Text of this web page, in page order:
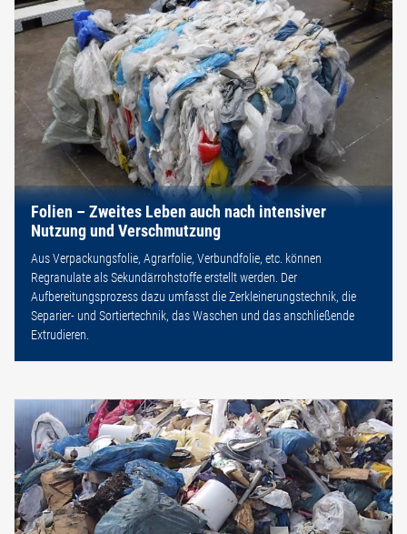
Folien – Zweites Leben auch nach intensiver
Nutzung und Verschmutzung
Aus Verpackungsfolie, Agrarfolie, Verbundfolie, etc. können
Regranulate als Sekundärrohstoffe erstellt werden. Der
Aufbereitungsprozess dazu umfasst die Zerkleinerungstechnik, die
Separier- und Sortiertechnik, das Waschen und das anschließende
Extrudieren.